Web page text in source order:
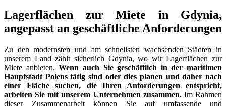
Lagerflächen zur Miete in Gdynia,
angepasst an geschäftliche Anforderungen
Zu den modernsten und am schnellsten wachsenden Städten in
unserem Land zählt sicherlich Gdynia, wo wir Lagerflächen zur
Miete anbieten.Wenn auch Sie geschäftlich in der maritimen
Hauptstadt Polens tätig sind oder dies planen und daher nach
einer Fläche suchen, die Ihren Anforderungen entspricht,
arbeiten Sie mit unserem Unternehmen zusammen.Im Rahmen
dieser Zusammenarbeit können Sie auf umfassende und